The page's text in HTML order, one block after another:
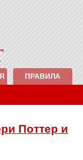
ПРАВИЛА
Поттер и